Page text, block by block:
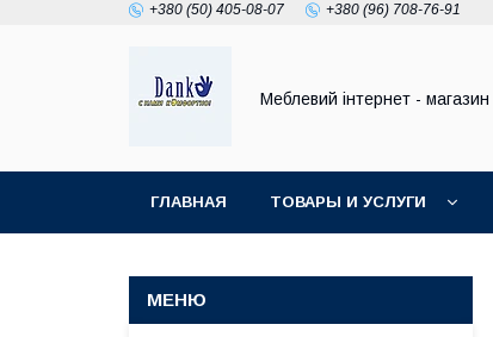
+380 (50) 405-08-07 +380 (96) 708-76-91
Меблевий інтернет - магазин
ГЛАВНАЯ ТОВАРЫ И УСЛУГИ